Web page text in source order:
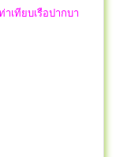
เทียบเรือปากบา